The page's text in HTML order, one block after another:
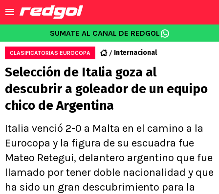
SUMATE AL CANAL DE REDGOL
CLASIFICATORIAS EUROCOPA Internacional
Selección de Italia goza al
descubrir a goleador de un equipo
chico de Argentina
Italia venció 2-0 a Malta en el camino a la
Eurocopa y la figura de su escuadra fue
Mateo Retegui, delantero argentino que fue
llamado por tener doble nacionalidad y que
ha sido un gran descubrimiento para la